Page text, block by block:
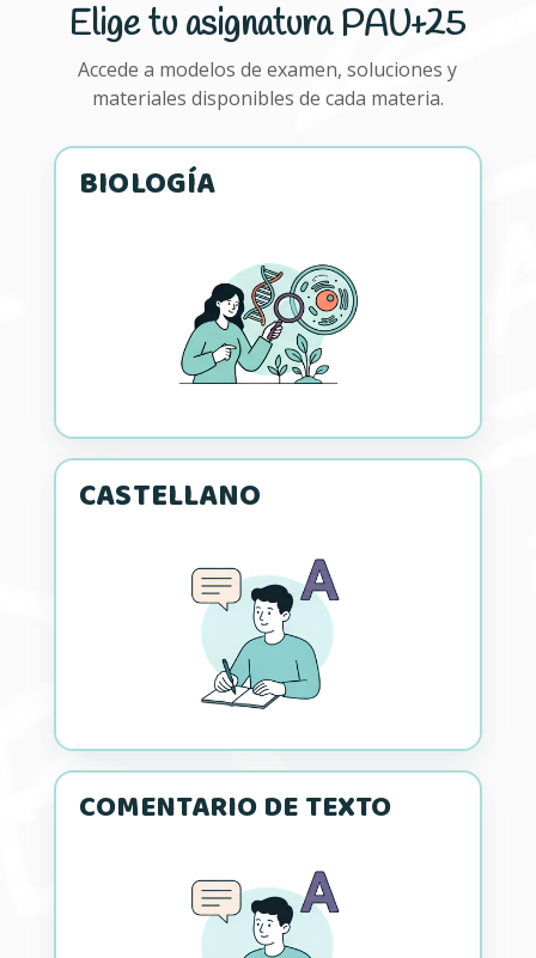
Elige tu asignatura PAU+25
Accede a modelos de examen, soluciones y
materiales disponibles de cada materia.
BIOLOGÍA
CASTELLANO
COMENTARIO DE TEXTO